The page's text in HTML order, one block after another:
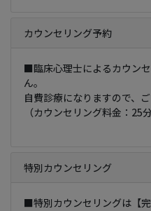
カウンセリング予約
■臨床心理士によるカウン
ん。
自費診療になりますので、ご
（カウンセリング料金：25
特別カウンセリング
■特別カウンセリングは【完